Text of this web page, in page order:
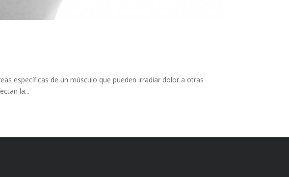
específicas de un músculo que pueden irradiar dolor a otras
la...